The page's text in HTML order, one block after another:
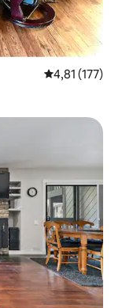
4,81 de uma
4,81 (177)